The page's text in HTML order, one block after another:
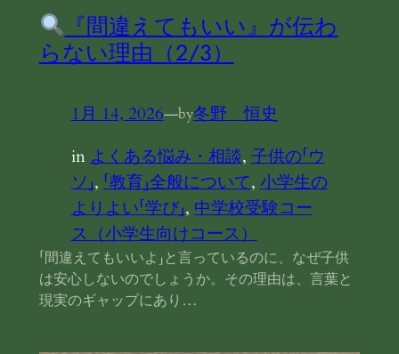
『間違えてもいい』が伝わ
らない理由（2/3）
1月 14, 2026—by冬野 恒史
in よくある悩み・相談, 子供の「ウ
ソ」, 「教育」全般について, 小学生の
よりよい「学び」, 中学校受験コー
ス（小学生向けコース）
「間違えてもいいよ」と言っているのに、なぜ子供
は安心しないのでしょうか。その理由は、言葉と
現実のギャップにあり…